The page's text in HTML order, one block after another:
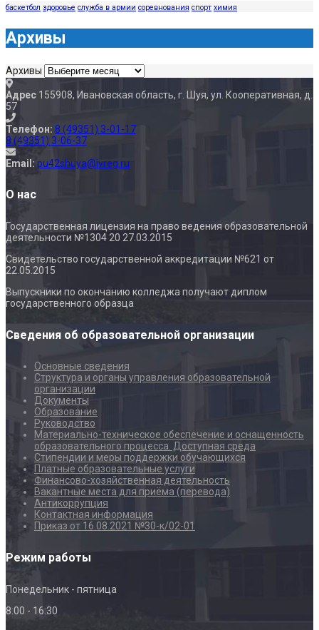
баскетбол здоровье служба в армии соревнования спорт химия
Архивы
Архивы
Адрес 155908, Ивановская область, г. Шуя, ул. Кооперативная, д.
57
Телефон: 8 (49351) 3-01-17
8 (49351) 3-06-37
Email: pu42shuya@ivreg.ru
О нас
Государственная лицензия на право ведения образовательной
деятельности №1304 20 27.03.2015
Свидетельство государственной аккредитации №621 от
22.05.2015
Выпускники по окончанию колледжа получают диплом
государственного образца
Сведения об образовательной организации
Основные сведения
Структура и органы управления образовательной
организации
Документы
Образование
Руководство
Материально-техническое обеспечение и оснащенность
образовательного процесса. Доступная среда
Стипендии и меры поддержки обучающихся
Платные образовательные услуги
Финансово-хозяйственная деятельность
Вакантные места для приёма (перевода)
Антикоррупция
Контактная информация
Приказ от 16.08.2021 №30-к/02-01
Режим работы
Понедельник - пятница
8:00 - 16:30